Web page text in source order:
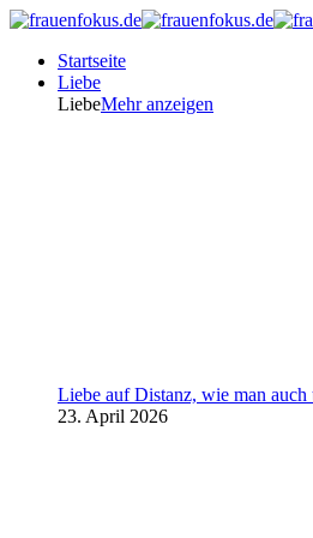
Startseite
Liebe
LiebeMehr anzeigen
Liebe auf Distanz, wie man auch
23. April 2026